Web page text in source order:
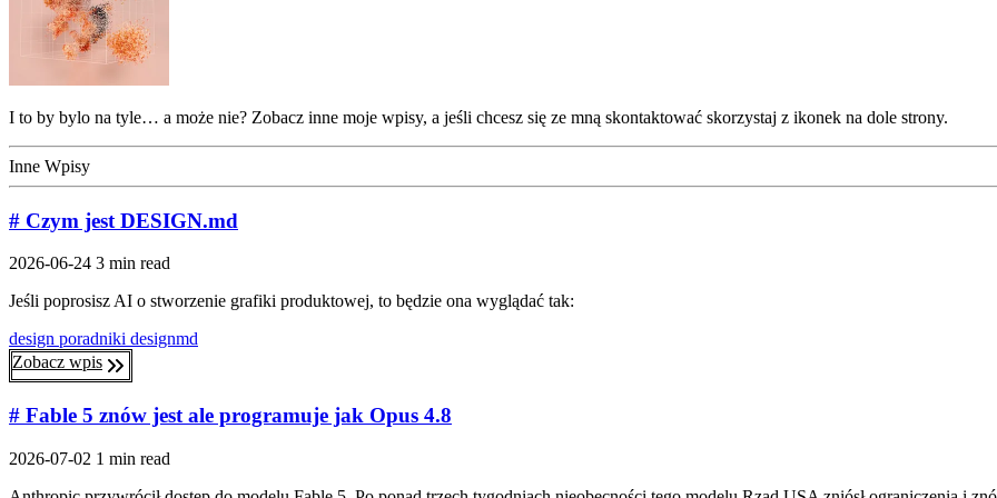
I to by bylo na tyle… a może nie? Zobacz inne moje wpisy, a jeśli chcesz się ze mną skontaktować skorzystaj z ikonek na dole strony.
Inne Wpisy
# Czym jest DESIGN.md
2026-06-24 3 min read
Jeśli poprosisz AI o stworzenie grafiki produktowej, to będzie ona wyglądać tak:
design poradniki designmd
Zobacz wpis
# Fable 5 znów jest ale programuje jak Opus 4.8
2026-07-02 1 min read